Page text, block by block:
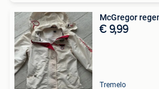
McGregor
€ 9,99
Tremelo